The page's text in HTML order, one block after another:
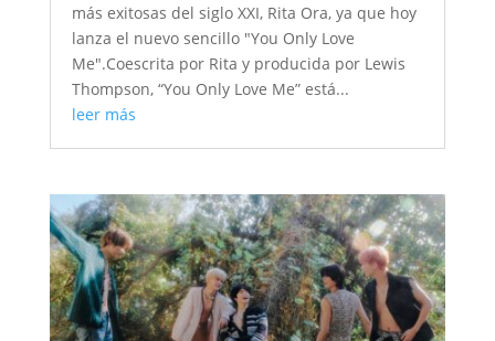
más exitosas del siglo XXI, Rita Ora, ya que hoy
lanza el nuevo sencillo "You Only Love
Me".Coescrita por Rita y producida por Lewis
Thompson, “You Only Love Me” está...
leer más